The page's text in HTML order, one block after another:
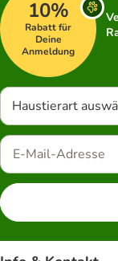
10%
Rabatt für
Deine
Anmeldung
Haustierart